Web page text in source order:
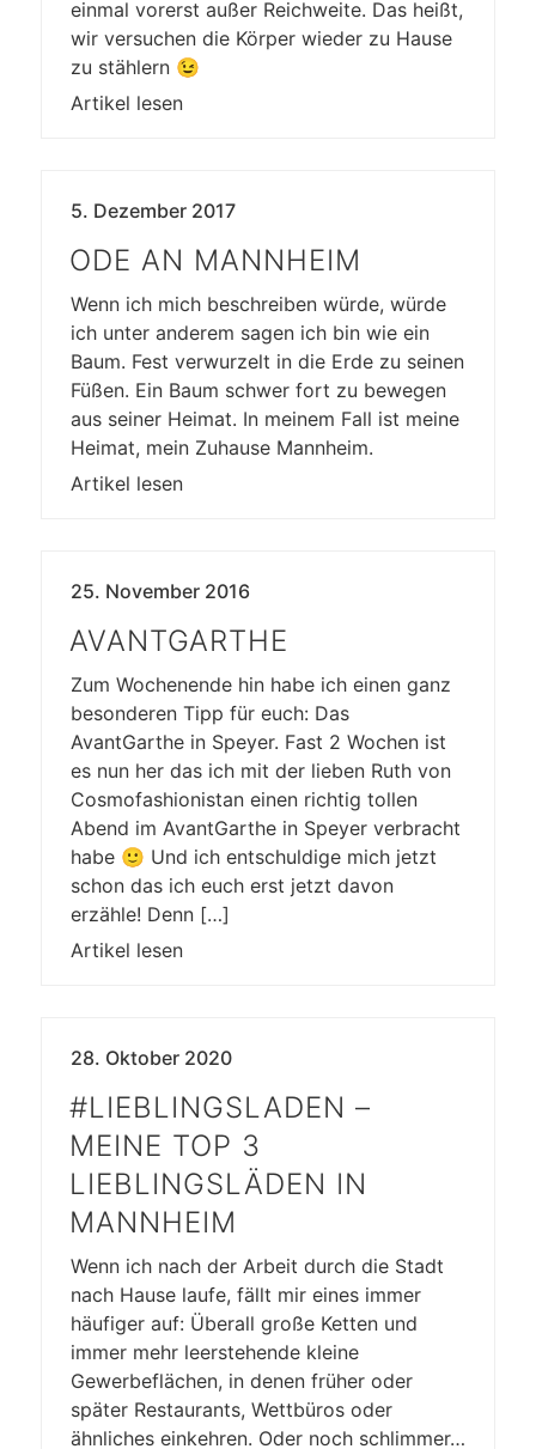
einmal vorerst außer Reichweite. Das heißt,
wir versuchen die Körper wieder zu Hause
zu stählern 😉
Artikel lesen
5. Dezember 2017
ODE AN MANNHEIM
Wenn ich mich beschreiben würde, würde
ich unter anderem sagen ich bin wie ein
Baum. Fest verwurzelt in die Erde zu seinen
Füßen. Ein Baum schwer fort zu bewegen
aus seiner Heimat. In meinem Fall ist meine
Heimat, mein Zuhause Mannheim.
Artikel lesen
25. November 2016
AVANTGARTHE
Zum Wochenende hin habe ich einen ganz
besonderen Tipp für euch: Das
AvantGarthe in Speyer. Fast 2 Wochen ist
es nun her das ich mit der lieben Ruth von
Cosmofashionistan einen richtig tollen
Abend im AvantGarthe in Speyer verbracht
habe 🙂 Und ich entschuldige mich jetzt
schon das ich euch erst jetzt davon
erzähle! Denn […]
Artikel lesen
28. Oktober 2020
#LIEBLINGSLADEN –
MEINE TOP 3
LIEBLINGSLÄDEN IN
MANNHEIM
Wenn ich nach der Arbeit durch die Stadt
nach Hause laufe, fällt mir eines immer
häufiger auf: Überall große Ketten und
immer mehr leerstehende kleine
Gewerbeflächen, in denen früher oder
später Restaurants, Wettbüros oder
ähnliches einkehren. Oder noch schlimmer…